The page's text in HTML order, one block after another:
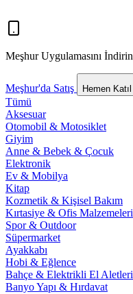
Meşhur Uygulamasını İndirin
Meşhur'da Satış Hemen Katıl
Tümü
Aksesuar
Otomobil & Motosiklet
Giyim
Anne & Bebek & Çocuk
Elektronik
Ev & Mobilya
Kitap
Kozmetik & Kişisel Bakım
Kırtasiye & Ofis Malzemeleri
Spor & Outdoor
Süpermarket
Ayakkabı
Hobi & Eğlence
Bahçe & Elektrikli El Aletleri
Banyo Yapı & Hırdavat